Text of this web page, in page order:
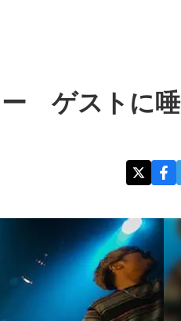
ー ゲストに唾